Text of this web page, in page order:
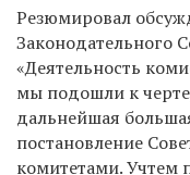
Резюмировал
Законодательного
«Деятельность
мы подошли к
дальнейшая
постановление
комитетами. Учтем